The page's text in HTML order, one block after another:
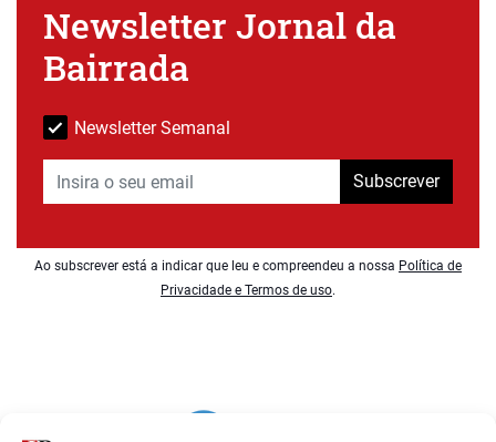
Newsletter Jornal da
Bairrada
Newsletter Semanal
Subscrever
Ao subscrever está a indicar que leu e compreendeu a nossa Política de
Privacidade e Termos de uso.